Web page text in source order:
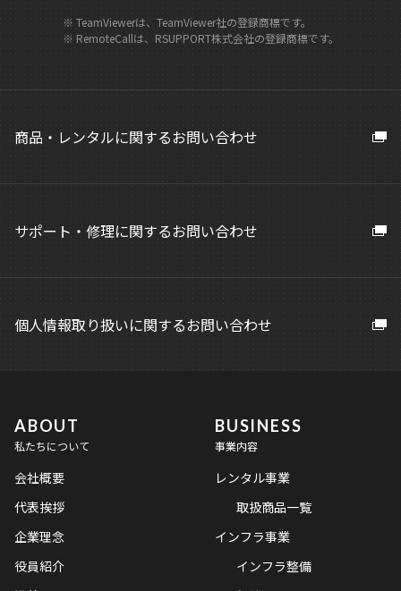
※ TeamViewerは、TeamViewer社の登録商標です。
※ RemoteCallは、RSUPPORT株式会社の登録商標です。
商品・レンタルに関するお問い合わせ
サポート・修理に関するお問い合わせ
個人情報取り扱いに関するお問い合わせ
ABOUT
私たちについて
会社概要
代表挨拶
企業理念
役員紹介
BUSINESS
事業内容
レンタル事業
取扱商品一覧
インフラ事業
インフラ整備